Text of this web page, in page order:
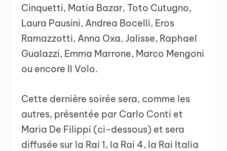
Cinquetti, Matia Bazar, Toto Cutugno,
Laura Pausini, Andrea Bocelli, Eros
Ramazzotti, Anna Oxa, Jalisse, Raphael
Gualazzi, Emma Marrone, Marco Mengoni
ou encore Il Volo.
Cette dernière soirée sera, comme les
autres, présentée par Carlo Conti et
Maria De Filippi (ci-dessous) et sera
diffusée sur la Rai 1, la Rai 4, la Rai Italia